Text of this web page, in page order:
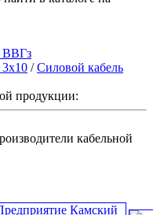
ВВГз
/Силовой кабель
продукции:
кабельной